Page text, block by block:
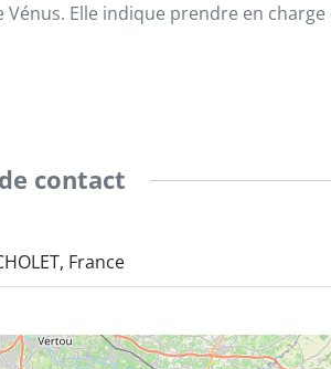
Vénus. Elle indique prendre en
contact
France